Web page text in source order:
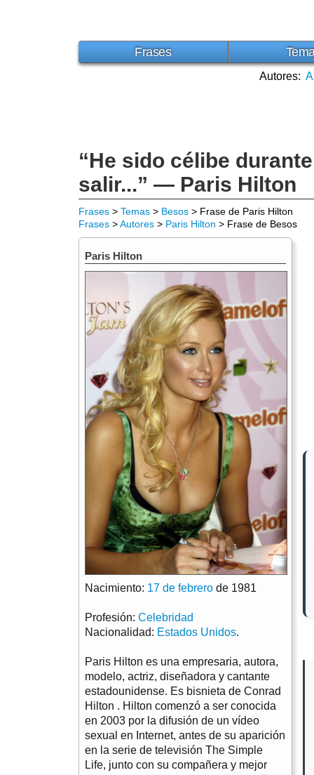
Frases
Autores: A
“He sido célibe
salir...” — Paris Hilton
Frases > Temas > Besos > Frase de Paris Hilton
Frases >Autores > Paris Hilton > Frase de Besos
Paris Hilton
Nacimiento: 17 de febrero de 1981
Profesión: Celebridad
Nacionalidad: Estados Unidos.
Paris Hilton es una empresaria, autora,
modelo, actriz, diseñadora y cantante
estadounidense. Es bisnieta de Conrad
Hilton . Hilton comenzó a ser conocida
en 2003 por la difusión de un vídeo
sexual en Internet, antes de su aparición
en la serie de televisión The Simple
Life, junto con su compañera y mejor